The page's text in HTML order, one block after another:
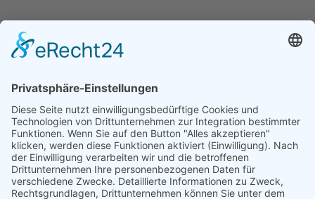
Wandelwoche
Lüneburg